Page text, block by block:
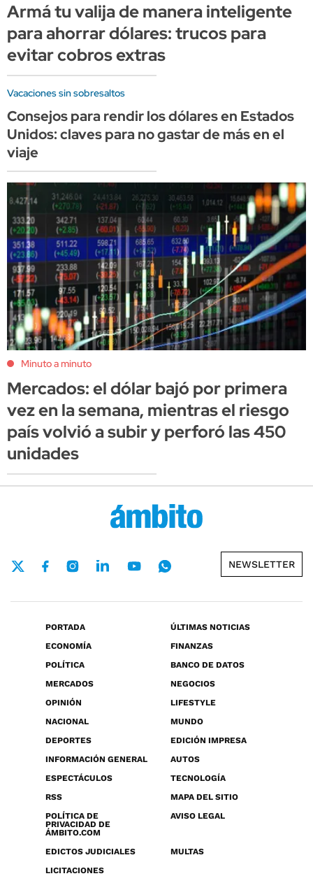
Armá tu valija de manera inteligente
para ahorrar dólares: trucos para
evitar cobros extras
Vacaciones sin sobresaltos
Consejos para rendir los dólares en Estados
Unidos: claves para no gastar de más en el
viaje
Minuto a minuto
Mercados: el dólar bajó por primera
vez en la semana, mientras el riesgo
país volvió a subir y perforó las 450
unidades
NEWSLETTER
PORTADA
ÚLTIMAS NOTICIAS
ECONOMÍA
FINANZAS
POLÍTICA
BANCO DE DATOS
MERCADOS
NEGOCIOS
OPINIÓN
LIFESTYLE
NACIONAL
MUNDO
DEPORTES
EDICIÓN IMPRESA
INFORMACIÓN GENERAL
AUTOS
ESPECTÁCULOS
TECNOLOGÍA
RSS
MAPA DEL SITIO
POLÍTICA DE
PRIVACIDAD DE
ÁMBITO.COM
AVISO LEGAL
EDICTOS JUDICIALES
MULTAS
LICITACIONES